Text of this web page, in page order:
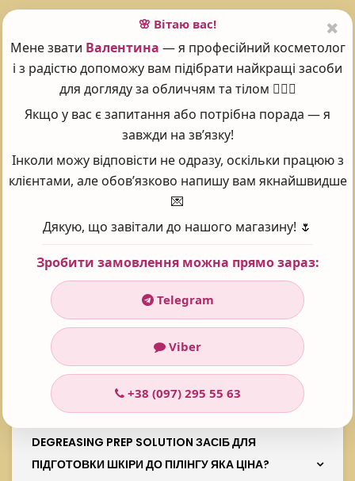
тону
: Універсальний
Класифікація: Професійна
Тип шкіри : Усі типи
Країна виробник: США
Група товару: Спецзасоби
Поставте оцінку 😍
Рейтинг:5
Проголосувало:
Часті запитання - FAQ
DEGREASING PREP SOLUTION ЗАСІБ ДЛЯ
ПІДГОТОВКИ ШКІРИ ДО ПІЛІНГУ ЯКА ЦІНА?
🌸 Вітаю вас!
Мене звати Валентина — я професійний косметолог
і з радістю допоможу вам підібрати найкращі засоби
для догляду за обличчям та тілом 💆‍♀️✨
Якщо у вас є запитання або потрібна порада — я
завжди на зв’язку!
Інколи можу відповісти не одразу, оскільки працюю з
клієнтами, але обов’язково напишу вам якнайшвидше
💌
Дякую, що завітали до нашого магазину! 🌷
Зробити замовлення можна прямо зараз:
Telegram
Viber
+38 (097) 295 55 63